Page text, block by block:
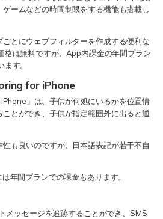
ームなどの時間制限をする機能も搭載し
とにウェブフィルターを作成する便利な
格は無料ですが、App内課金の年間プラン
す。
for iPhone
」は、子供が何処にいるかを位置情
とができ、子供が指定範囲外に出ると通
も良いのですが、日本語表記が若干不自
年間プランでの課金もあります。
メッセージを追跡することができ、SMS